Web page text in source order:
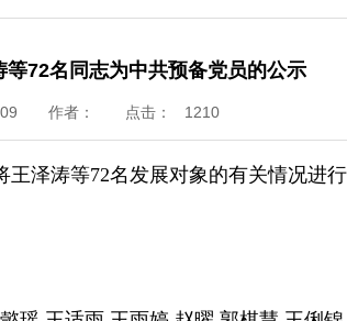
72名同志为中共预备党员的公示
作者： 点击： 1210
泽涛等72名发展对象的有关情况进行